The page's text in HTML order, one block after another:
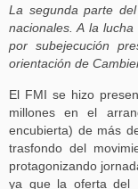
La segunda parte
nacionales. A la
por subejecución
orientación de
El FMI se hizo
millones en el
encubierta) de más
trasfondo del
protagonizando
ya que la oferta del